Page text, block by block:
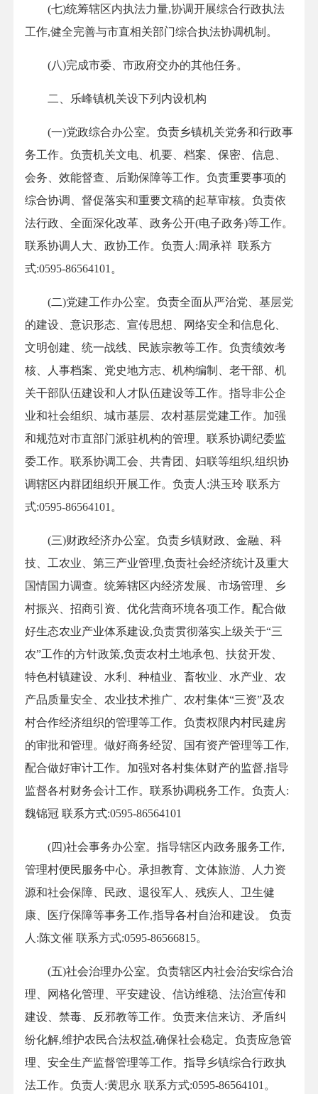
(七)统筹辖区内执法力量,协调开展综合行政执法
工作,健全完善与市直相关部门综合执法协调机制。
(八)完成市委、市政府交办的其他任务。
二、乐峰镇机关设下列内设机构
(一)党政综合办公室。负责乡镇机关党务和行政事
务工作。负责机关文电、机要、档案、保密、信息、
会务、效能督查、后勤保障等工作。负责重要事项的
综合协调、督促落实和重要文稿的起草审核。负责依
法行政、全面深化改革、政务公开(电子政务)等工作。
联系协调人大、政协工作。负责人:周承祥 联系方
式:0595-86564101。
(二)党建工作办公室。负责全面从严治党、基层党
的建设、意识形态、宣传思想、网络安全和信息化、
文明创建、统一战线、民族宗教等工作。负责绩效考
核、人事档案、党史地方志、机构编制、老干部、机
关干部队伍建设和人才队伍建设等工作。指导非公企
业和社会组织、城市基层、农村基层党建工作。加强
和规范对市直部门派驻机构的管理。联系协调纪委监
委工作。联系协调工会、共青团、妇联等组织,组织协
调辖区内群团组织开展工作。负责人:洪玉玲 联系方
式:0595-86564101。
(三)财政经济办公室。负责乡镇财政、金融、科
技、工农业、第三产业管理,负责社会经济统计及重大
国情国力调查。统筹辖区内经济发展、市场管理、乡
村振兴、招商引资、优化营商环境各项工作。配合做
好生态农业产业体系建设,负责贯彻落实上级关于“三
农”工作的方针政策,负责农村土地承包、扶贫开发、
特色村镇建设、水利、种植业、畜牧业、水产业、农
产品质量安全、农业技术推广、农村集体“三资”及农
村合作经济组织的管理等工作。负责权限内村民建房
的审批和管理。做好商务经贸、国有资产管理等工作,
配合做好审计工作。加强对各村集体财产的监督,指导
监督各村财务会计工作。联系协调税务工作。负责人:
魏锦冠 联系方式:0595-86564101
(四)社会事务办公室。指导辖区内政务服务工作,
管理村便民服务中心。承担教育、文体旅游、人力资
源和社会保障、民政、退役军人、残疾人、卫生健
康、医疗保障等事务工作,指导各村自治和建设。 负责
人:陈文催 联系方式:0595-86566815。
(五)社会治理办公室。负责辖区内社会治安综合治
理、网格化管理、平安建设、信访维稳、法治宣传和
建设、禁毒、反邪教等工作。负责来信来访、矛盾纠
纷化解,维护农民合法权益,确保社会稳定。负责应急管
理、安全生产监督管理等工作。指导乡镇综合行政执
法工作。负责人:黄思永 联系方式:0595-86564101。